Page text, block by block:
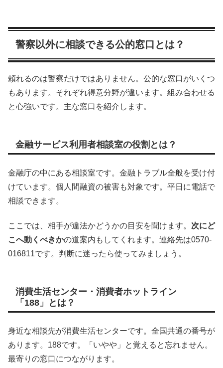
警察以外に相談できる公的窓口とは？
頼れるのは警察だけではありません。公的な窓口がいくつ
もあります。それぞれ得意分野が違います。組み合わせる
と心強いです。主な窓口を紹介します。
金融サービス利用者相談室の役割とは？
金融庁の中にある相談室です。金融トラブル全般を受け付
けています。個人間融資の被害も対象です。平日に電話で
相談できます。
ここでは、相手が違法かどうかの目安を聞けます。 次にど
こへ動くべきかの道案内もしてくれます。連絡先は0570-
016811です。判断に迷ったら使ってみましょう。
消費生活センター・消費者ホットライン
「188」とは？
身近な相談先が消費生活センターです。全国共通の番号が
あります。188です。「いやや」と覚えると忘れません。
最寄りの窓口につながります。